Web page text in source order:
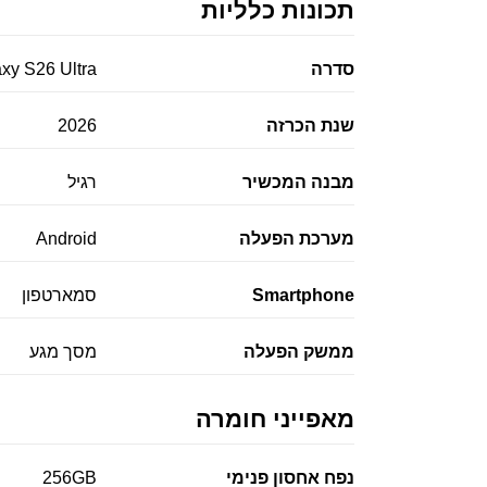
תכונות כלליות
סדרה S26 Ultra
שנת הכרזה 2026
מבנה המכשיר רגיל
מערכת הפעלה Android
Smartphone סמארטפון
ממשק הפעלה מסך מגע
מאפייני חומרה
נפח אחסון פנימי 256GB